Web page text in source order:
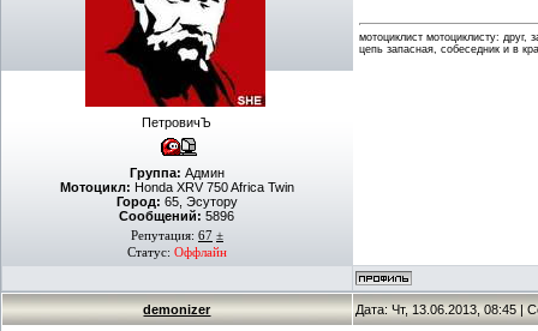
ПетровичЪ
Группа: Админ
Мотоцикл: Honda XRV 750 Africa Twin
Город: 65, Эсутору
Сообщений: 5896
Репутация: 67 ±
Статус: Оффлайн
мотоциклист мотоциклисту: друг,
цепь запасная, собеседник и в
demonizer Дата: Чт, 13.06.2013, 08:45 |